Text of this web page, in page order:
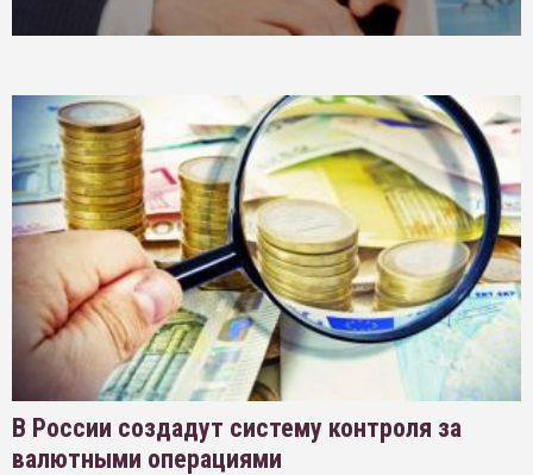
В России создадут систему контроля за
валютными операциями